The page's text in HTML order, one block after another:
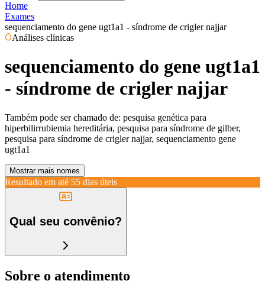
Home
Exames
sequenciamento do gene ugt1a1 - síndrome de crigler najjar
Análises clínicas
sequenciamento do gene ugt1a1
- síndrome de crigler najjar
Também pode ser chamado de: pesquisa genética para
hiperbilirrubiemia hereditária, pesquisa para síndrome de gilber,
pesquisa para síndrome de crigler najjar, sequenciamento gene
ugt1a1
Mostrar mais nomes
Resultado em até 55 dias úteis
Qual seu convênio?
Sobre o atendimento